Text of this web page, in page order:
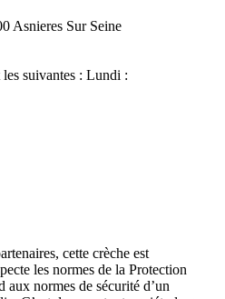
Asnieres Sur Seine
les suivantes : Lundi :
cette crèche est
les normes de la Protection
normes de sécurité d’un